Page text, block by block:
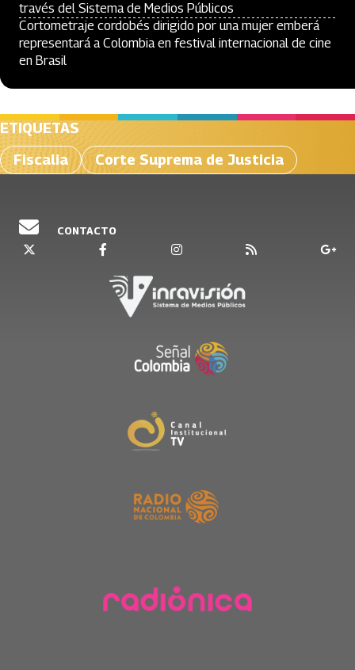
través del Sistema de Medios Públicos
Cortometraje cordobés dirigido por una mujer emberá
representará a Colombia en festival internacional de cine
en Brasil
ETIQUETAS
Fiscalia
Corte Suprema de Justicia
CONTACTO